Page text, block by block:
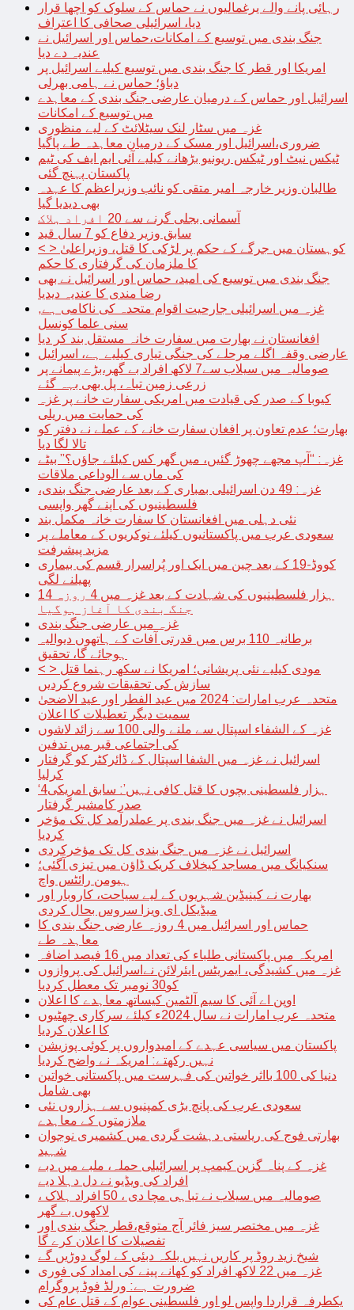
رہائی پانے والے یرغمالیوں نے حماس کے سلوک کو اچھا قرار
دیا، اسرائیلی صحافی کا اعتراف
جنگ بندی میں توسیع کے امکانات،حماس اور اسرائیل نے
عندیہ دے دیا
امریکا اور قطر کا جنگ بندی میں توسیع کیلیے اسرائیل پر
دباؤ؛ حماس نے ہامی بھرلی
اسرائیل اور حماس کے درمیان عارضی جنگ بندی کے معاہدے
میں توسیع کے امکانات
غزہ میں سٹار لنک سیٹلائٹ کے لیے منظوری
ضروری،اسرائیل اور مسک کے درمیان معاہدہ طے پاگیا
ٹیکس نیٹ اور ٹیکس ریونیو بڑھانے کیلیے آئی ایم ایف کی ٹیم
پاکستان پہنچ گئی
طالبان وزیر خارجہ امیر متقی کو نائب وزیراعظم کا عہدہ
بھی دیدیا گیا
آسمانی بجلی گرنے سے 20 افراد ہلاک
سابق وزیر دفاع کو 7 سال قید
< > کوہستان میں جرگے کے حکم پر لڑکی کا قتل، وزیراعلیٰ
کا ملزمان کی گرفتاری کا حکم
جنگ بندی میں توسیع کی امید، حماس اور اسرائیل نے بھی
رضا مندی کا عندیہ دیدیا
غزہ میں اسرائیلی جارحیت اقوام متحدہ کی ناکامی ہے,
سنی علما کونسل
افغانستان نے بھارت میں سفارت خانہ مستقل بند کر دیا
عارضی وقفہ اگلے مرحلے کی جنگی تیاری کیلیے ہے، اسرائیل
صومالیہ میں سیلاب سے7 لاکھ افراد بے گھر،بڑے پیمانے پر
زرعی زمین تباہ، پل بھی بہہ گئے
کیوبا کے صدر کی قیادت میں امریکی سفارت خانے پر غزہ
کی حمایت میں ریلی
بھارت؛ عدم تعاون پر افغان سفارت خانے کے عملے نے دفتر کو
تالا لگا دیا
غزہ: “آپ مجھے چھوڑ گئیں، میں گھر کس کیلئے جاؤں؟” بیٹے
کی ماں سے الوداعی ملاقات
غزہ: 49 دن اسرائیلی بمباری کے بعد عارضی جنگ بندی،
فلسطینیوں کی اپنے گھر واپسی
نئی دہلی میں افغانستان کا سفارت خانہ مکمل بند
سعودی عرب میں پاکستانیوں کیلئے نوکریوں کے معاملے پر
مزید پیشرفت
کووڈ-19 کے بعد چین میں ایک اور پُراسرار قسم کی بیماری
پھیلنے لگی
14 ہزار فلسطینیوں کی شہادت کے بعد غزہ میں 4 روزہ
جنگ بندی کا آغاز ہوگیا
غزہ میں عارضی جنگ بندی
برطانیہ 110 برس میں قدرتی آفات کے ہاتھوں دیوالیہ
ہوجائے گا، تحقیق
< > مودی کیلیے نئی پریشانی؛ امریکا نے سکھ رہنما قتل
سازش کی تحقیقات شروع کردیں
متحدہ عرب امارات: 2024 میں عید الفطر اور عید الاضحیٰ
سمیت دیگر تعطیلات کا اعلان
غزہ کے الشفاء اسپتال سے ملنے والی 100 سے زائد لاشوں
کی اجتماعی قبر میں تدفین
اسرائیل نے غزہ میں الشفا اسپتال کے ڈائرکٹر کو گرفتار
کرلیا
‘4ہزار فلسطینی بچوں کا قتل کافی نہیں’: سابق امریکی
صدر کامشیر گرفتار
اسرائیل نے غزہ میں جنگ بندی پر عملدرآمد کل تک مؤخر
کردیا
اسرائیل نے غزہ میں جنگ بندی کل تک مؤخرکردی
سنکیانگ میں مساجد کیخلاف کریک ڈاؤن میں تیزی آگئی؛
ہیومن رائٹس واچ
بھارت نے کینیڈین شہریوں کے لیے سیاحت، کاروبار اور
میڈیکل ای ویزا سروس بحال کردی
حماس اور اسرائیل میں 4 روزہ عارضی جنگ بندی کا
معاہدہ طے
امریکہ میں پاکستانی طلباء کی تعداد میں 16 فیصد اضافہ
غزہ میں کشیدگی، ایمریٹس ایئرلائن نےاسرائیل کی پروازوں
کو30 نومبر تک معطل کردیا
اوپن اے آئی کا سیم آلٹمین کیساتھ معاہدے کا اعلان
متحدہ عرب امارات نے سال 2024ء کیلئے سرکاری چھٹیوں
کا اعلان کردیا
پاکستان میں سیاسی عہدے کے امیدواروں پر کوئی پوزیشن
نہیں رکھتے: امریکہ نے واضح کردیا
دنیا کی 100 بااثر خواتین کی فہرست میں پاکستانی خواتین
بھی شامل
سعودی عرب کی پانچ بڑی کمپنیوں سے ہزاروں نئی
ملازمتوں کے معاہدے
بھارتی فوج کی ریاستی دہشت گردی میں کشمیری نوجوان
شہید
غزہ کے پناہ گزین کیمپ پر اسرائیلی حملہ، ملبے میں دبے
افراد کی ویڈیو نے دل دہلا دیے
صومالیہ میں سیلاب نے تباہی مچا دی ، 50 افراد ہلاک ،
لاکھوں بے گھر
غزہ میں مختصر سیز فائر آج متوقع،قطر جنگ بندی اور
تفصیلات کا اعلان کرے گا
شیخ زید روڈ پر کاریں نہیں بلکہ دبئی کے لوگ دوڑیں گے
غزہ میں 22 لاکھ افراد کو کھانے پینے کی امداد کی فوری
ضرورت ہے: ورلڈ فوڈ پروگرام
یکطرفہ قراردا واپس لو اور فلسطینی عوام کے قتل عام کی